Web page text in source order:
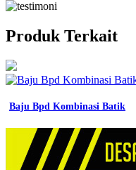
Produk Terkait
Baju Bpd Kombinasi Batik